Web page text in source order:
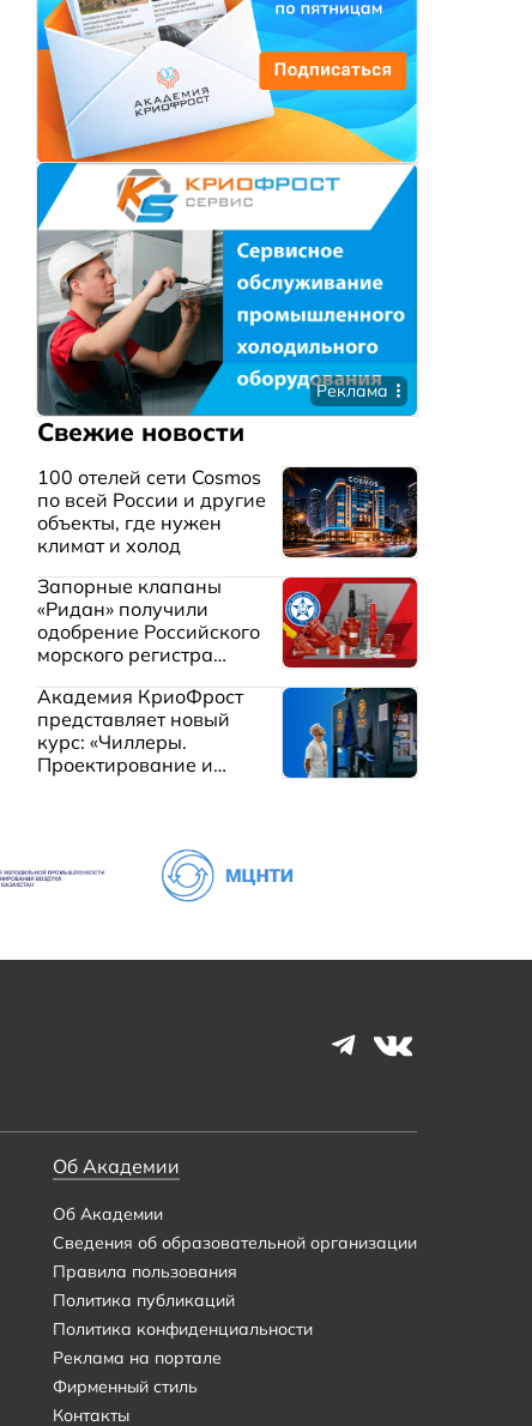
Реклама
Свежие новости
100 отелей сети Cosmos
по всей России и другие
объекты, где нужен
климат и холод
Запорные клапаны
«Ридан» получили
одобрение Российского
морского регистра
Академия КриоФрост
представляет новый
курс: «Чиллеры.
Проектирование и
Об Академии
Об Академии
Сведения об образовательной организации
Правила пользования
Политика публикаций
Политика конфиденциальности
Реклама на портале
Фирменный стиль
Контакты